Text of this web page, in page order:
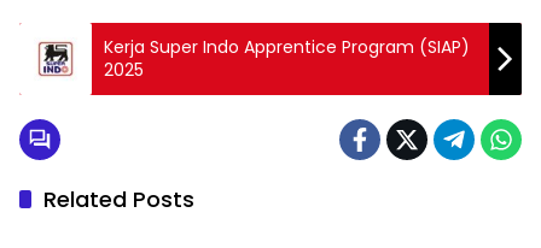
Kerja Super Indo Apprentice Program (SIAP)
2025
Related Posts